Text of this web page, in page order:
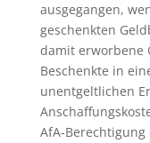
ausgegangen,
geschenkten
damit erworbene
Beschenkte in
unentgeltlichen
AfA-